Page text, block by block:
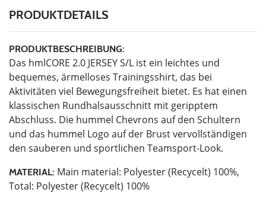
PRODUKTDETAILS
PRODUKTBESCHREIBUNG:
Das hmlCORE 2.0 JERSEY S/L ist ein leichtes und
bequemes, ärmelloses Trainingsshirt, das bei
Aktivitäten viel Bewegungsfreiheit bietet. Es hat einen
klassischen Rundhalsausschnitt mit geripptem
Abschluss. Die hummel Chevrons auf den Schultern
und das hummel Logo auf der Brust vervollständigen
den sauberen und sportlichen Teamsport-Look.
MATERIAL: Main material: Polyester (Recycelt) 100%,
Total: Polyester (Recycelt) 100%